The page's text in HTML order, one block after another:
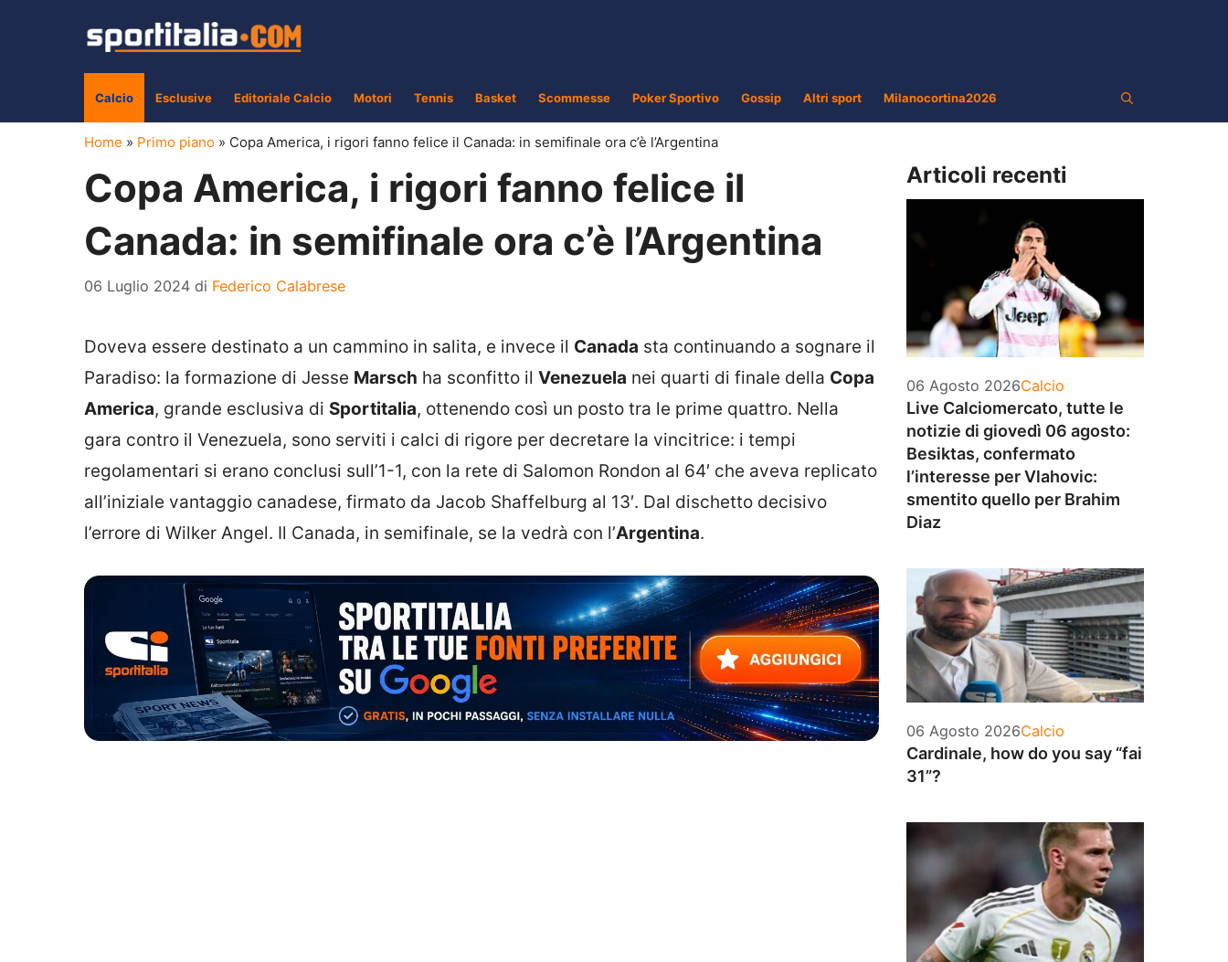
Calcio Esclusive Editoriale Calcio Motori Tennis Basket Scommesse Poker Sportivo Gossip Altri sport Milanocortina2026
Home » Primo piano » Copa America, i rigori fanno felice il Canada: in semifinale ora c’è l’Argentina
Copa America, i rigori fanno felice il
Canada: in semifinale ora c’è l’Argentina
06 Luglio 2024 di Federico Calabrese
Doveva essere destinato a un cammino in salita, e invece il Canada sta continuando a sognare il
Paradiso: la formazione di Jesse Marsch ha sconfitto il Venezuela nei quarti di finale della Copa
America, grande esclusiva di Sportitalia, ottenendo così un posto tra le prime quattro. Nella
gara contro il Venezuela, sono serviti i calci di rigore per decretare la vincitrice: i tempi
regolamentari si erano conclusi sull’1-1, con la rete di Salomon Rondon al 64′ che aveva replicato
all’iniziale vantaggio canadese, firmato da Jacob Shaffelburg al 13′. Dal dischetto decisivo
l’errore di Wilker Angel. Il Canada, in semifinale, se la vedrà con l’Argentina.
Articoli recenti
06 Agosto 2026Categorie
Calcio
Live Calciomercato, tutte le
notizie di giovedì 06 agosto:
Besiktas, confermato
l’interesse per Vlahovic:
smentito quello per Brahim
Diaz
06 Agosto 2026Categorie
Calcio
Cardinale, how do you say “fai
31”?